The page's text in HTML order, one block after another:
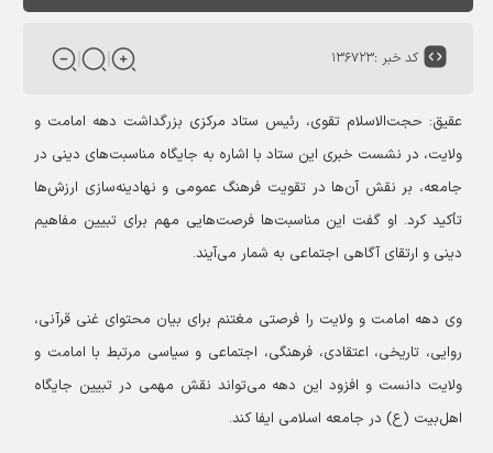
کد خبر :۱۳۶۷۲۳
عقیق: حجت‌الاسلام تقوی، رئیس ستاد مرکزی بزرگداشت دهه امامت و
ولایت، در نشست خبری این ستاد با اشاره به جایگاه مناسبت‌های دینی در
جامعه، بر نقش آن‌ها در تقویت فرهنگ عمومی و نهادینه‌سازی ارزش‌ها
تأکید کرد. او گفت این مناسبت‌ها فرصت‌هایی مهم برای تبیین مفاهیم
دینی و ارتقای آگاهی اجتماعی به شمار می‌آیند.
وی دهه امامت و ولایت را فرصتی مغتنم برای بیان محتوای غنی قرآنی،
روایی، تاریخی، اعتقادی، فرهنگی، اجتماعی و سیاسی مرتبط با امامت و
ولایت دانست و افزود این دهه می‌تواند نقش مهمی در تبیین جایگاه
اهل‌بیت (ع) در جامعه اسلامی ایفا کند.